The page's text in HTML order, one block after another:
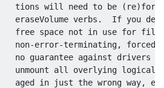
tions will need to be
eraseVolume verbs.  If you
free space not in use for
non-error-terminating, forced
no guarantee against drivers
unmount all overlying logical
aged in just the wrong way,